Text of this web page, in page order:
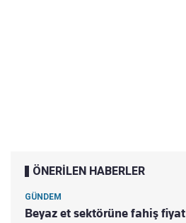
ÖNERİLEN HABERLER
GÜNDEM
Beyaz et sektörüne fahiş fiyat